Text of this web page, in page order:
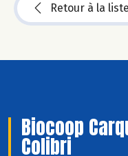
Retour à la liste
Biocoop
Colibri